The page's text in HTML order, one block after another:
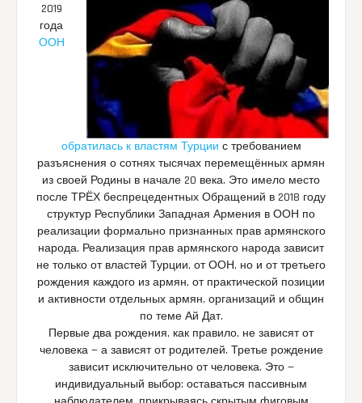
2019
года
ООН
обратилась к властям Турции с требованием
разъяснения о сотнях тысячах перемещённых армян
из своей Родины в начале 20 века. Это имело место
после ТРЁХ беспрецедентных Обращений в 2018 году
структур Республики Западная Армения в ООН по
реализации формально признанных прав армянского
народа. Реализация прав армянского народа зависит
не только от властей Турции, от ООН, но и от третьего
рождения каждого из армян, от практической позиции
и активности отдельных армян, организаций и общин
по теме Ай Дат.
Первые два рождения, как правило, не зависят от
человека — а зависят от родителей. Третье рождение
зависит исключительно от человека. Это —
индивидуальный выбор: оставаться пассивным